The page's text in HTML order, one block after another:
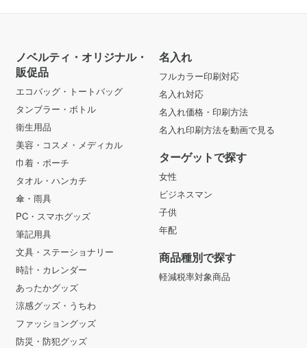
ノベルティ・オリジナル・
販促品
エコバッグ・トートバッグ
タンブラー・ボトル
衛生用品
美容・コスメ・メディカル
巾着・ポーチ
タオル・ハンカチ
傘・雨具
PC・スマホグッズ
筆記用具
文具・ステーショナリー
時計・カレンダー
あったかグッズ
涼感グッズ・うちわ
ファッショングッズ
防災・防犯グッズ
名入れ
フルカラー印刷対応
名入れ対応
名入れ価格・印刷方法
名入れ印刷方法を動画で見る
ターゲットで探す
女性
ビジネスマン
子供
年配
商品種別で探す
軽減税率対象商品